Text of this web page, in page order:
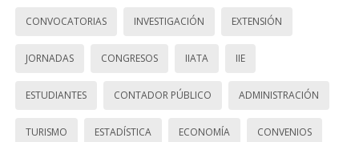
CONVOCATORIAS INVESTIGACIÓN EXTENSIÓN
JORNADAS CONGRESOS IIATA IIE
ESTUDIANTES CONTADOR PÚBLICO ADMINISTRACIÓN
TURISMO ESTADÍSTICA ECONOMÍA CONVENIOS